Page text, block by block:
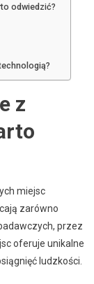
odwiedzić?
z
miejsc
zarówno
przez
oferuje unikalne
ludzkości.